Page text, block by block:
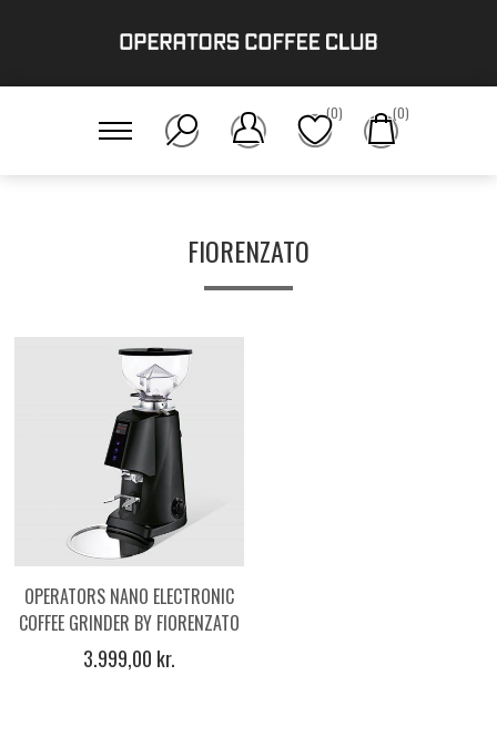
(0) (0)
FIORENZATO
OPERATORS NANO ELECTRONIC
COFFEE GRINDER BY FIORENZATO
3.999,00 kr.